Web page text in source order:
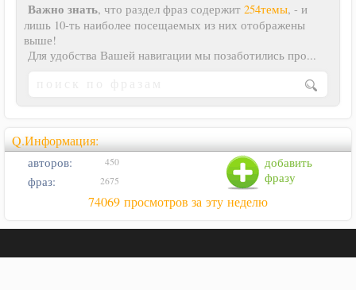
Важно знать, что раздел фраз содержит 254темы, - и
лишь 10-ть наиболее посещаемых из них отображены
выше!
Для удобства Вашей навигации мы позаботились про...
Q.Информация:
добавить
фразу
авторов: 450
фраз: 2675
74069 просмотров за эту неделю